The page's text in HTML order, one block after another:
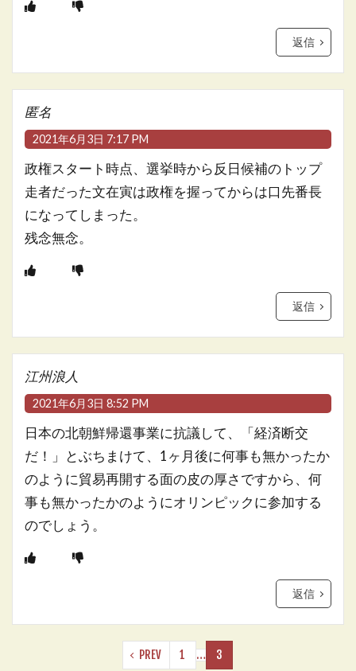
返信
匿名
2021年6月3日 7:17 PM
政権スタート時点、選挙時から反日候補のトップ
走者だった文在寅は政権を握ってからは口先番長
になってしまった。
残念無念。
返信
江州浪人
2021年6月3日 8:52 PM
日本の北朝鮮帰還事業に抗議して、「経済断交
だ！」とぶちまけて、1ヶ月後に何事も無かったか
のように貿易再開する面の皮の厚さですから、何
事も無かったかのようにオリンピックに参加する
のでしょう。
返信
PREV 1 … 3